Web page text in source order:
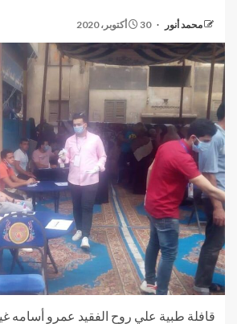
محمد أنور 30 أكتوبر، 2020
قافلة طبية علي روح الفقيد عمرو أسامه